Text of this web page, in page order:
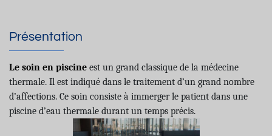
Présentation
Le soin en piscine est un grand classique de la médecine
thermale. Il est indiqué dans le traitement d’un grand nombre
d’affections. Ce soin consiste à immerger le patient dans une
piscine d’eau thermale durant un temps précis.